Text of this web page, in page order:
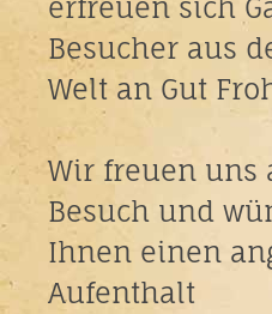
erfreuen sich
Besucher aus
Welt an Gut
Wir freuen uns
Besuch und
Ihnen einen
Aufenthalt